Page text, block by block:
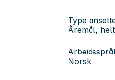
Type
Åremål,
Norsk